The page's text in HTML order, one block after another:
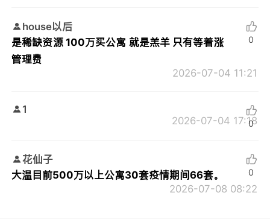
house以后
是稀缺资源 100万买公寓 就是羔羊 只有等着涨
管理费
2026-07-04 11:21
0
1
2026-07-04 17:18
0
花仙子
大温目前500万以上公寓30套疫情期间66套。
2026-07-08 08:22
0